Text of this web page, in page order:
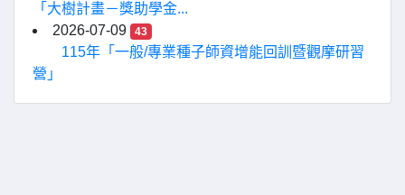
「大樹計畫－獎助學金...
2026-07-09
43
115年「一般/專業種子師資增能回訓暨觀摩研習
營」